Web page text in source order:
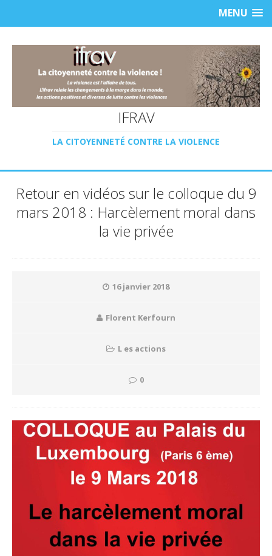
MENU
IFRAV
LA CITOYENNETÉ CONTRE LA VIOLENCE
Retour en vidéos sur le colloque du 9
mars 2018 : Harcèlement moral dans
la vie privée
16 janvier 2018
Florent Kerfourn
L es actions
0